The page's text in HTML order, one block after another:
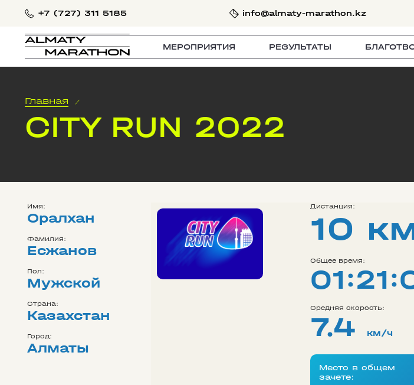
+7 (727) 311 5185 info@almaty-marathon.kz
МЕРОПРИЯТИЯ РЕЗУЛЬТАТЫ
Главная /
CITY RUN 2022
Имя:
Оралхан
Фамилия:
Есжанов
Пол:
Мужской
Страна:
Казахстан
Город:
Алматы
Дистанция:
10
Общее время:
Средняя скорость:
7.4 км/ч
Место в общем
зачете: